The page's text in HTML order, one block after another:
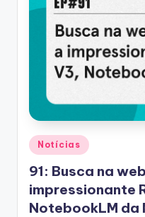
Posted
in
Notícias
91: Busca na
impressionante
NotebookLM da